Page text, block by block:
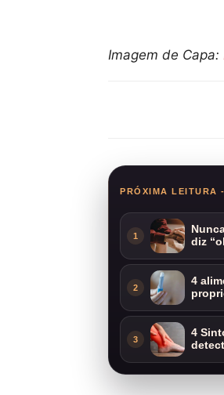
Imagem de Capa:
PRÓXIMA LEITURA
1
diz
2
4
3
4